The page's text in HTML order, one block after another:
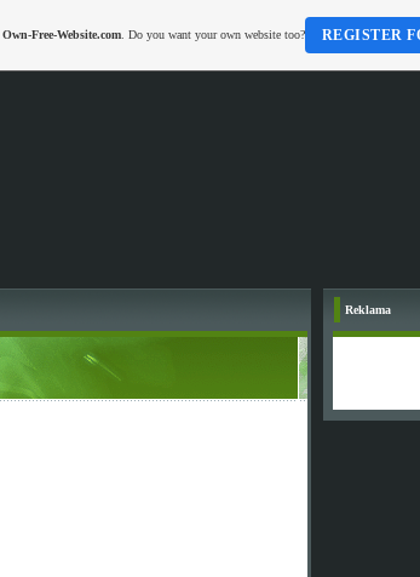
Reklama
Own-Free-Website.com. Do you want your own website too? REGISTER